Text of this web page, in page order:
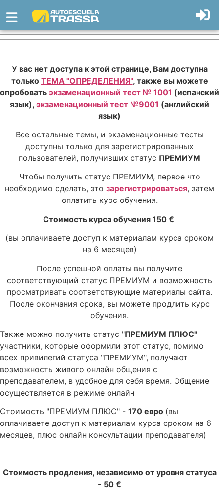
У вас нет доступа к этой странице, Вам доступна
только ТЕМА "ОПРЕДЕЛЕНИЯ", также вы можете
опробовать экзаменационный тест № 1001 (испанский
язык), экзаменационный тест №9001 (английский
язык)
Все остальные темы, и экзаменационные тесты
доступны только для зарегистрированных
пользователей, получивших статус ПРЕМИУМ
Чтобы получить статус ПРЕМИУМ, первое что
необходимо сделать, это зарегистрироваться, затем
оплатить курс обучения.
Стоимость курса обучения 150 €
(вы оплачиваете доступ к материалам курса сроком
на 6 месяцев)
После успешной оплаты вы получите
соответствующий статус ПРЕМИУМ и возможность
просматривать соответствующие материалы сайта.
После окончания срока, вы можете продлить курс
обучения.
Также можно получить статус "ПРЕМИУМ ПЛЮС"
участники, которые оформили этот статус, помимо
всех привилегий статуса "ПРЕМИУМ", получают
возможность живого онлайн общения с
преподавателем, в удобное для себя время. Общение
осуществляется в режиме онлайн
Стоимость "ПРЕМИУМ ПЛЮС" - 170 евро (вы
оплачиваете доступ к материалам курса сроком на 6
месяцев, плюс онлайн консультации преподавателя)
Стоимость продления, независимо от уровня статуса
- 50 €